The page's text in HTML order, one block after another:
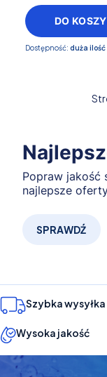
DO
Dostępność: duża ilość
Popraw jakość
najlepsze
SPRAWDŹ
Szybka wysyłka
Wysoka jakość